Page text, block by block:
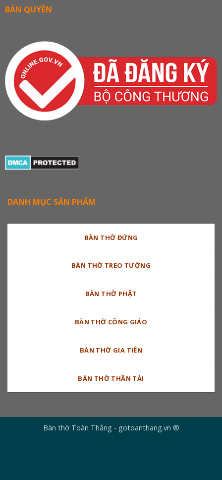
BẢN QUYỀN
DANH MỤC SẢN PHẨM
BÀN THỜ ĐỨNG
BÀN THỜ TREO TƯỜNG
BÀN THỜ PHẬT
BÀN THỜ CÔNG GIÁO
BÀN THỜ GIA TIÊN
BÀN THỜ THẦN TÀI
Bàn thờ Toàn Thắng - gotoanthang.vn ®